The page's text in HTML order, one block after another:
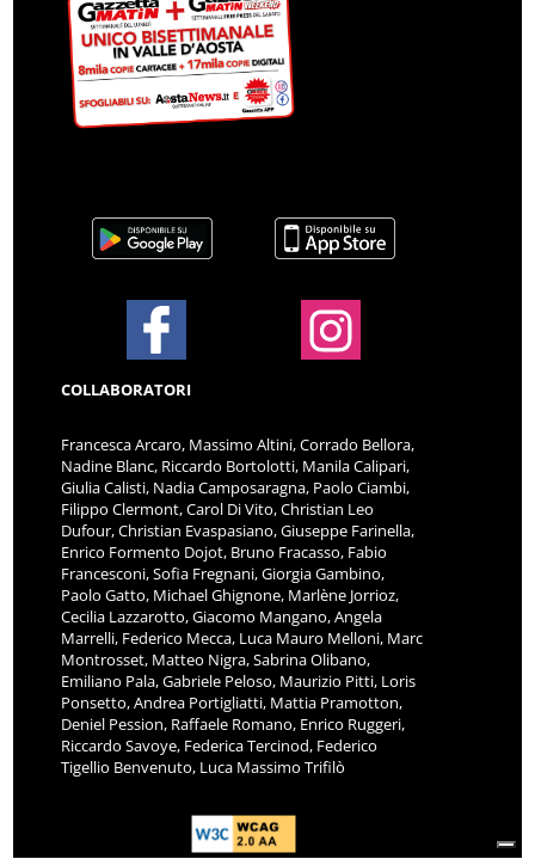
COLLABORATORI
Francesca Arcaro, Massimo Altini, Corrado Bellora,
Nadine Blanc, Riccardo Bortolotti, Manila Calipari,
Giulia Calisti, Nadia Camposaragna, Paolo Ciambi,
Filippo Clermont, Carol Di Vito, Christian Leo
Dufour, Christian Evaspasiano, Giuseppe Farinella,
Enrico Formento Dojot, Bruno Fracasso, Fabio
Francesconi, Sofia Fregnani, Giorgia Gambino,
Paolo Gatto, Michael Ghignone, Marlène Jorrioz,
Cecilia Lazzarotto, Giacomo Mangano, Angela
Marrelli, Federico Mecca, Luca Mauro Melloni, Marc
Montrosset, Matteo Nigra, Sabrina Olibano,
Emiliano Pala, Gabriele Peloso, Maurizio Pitti, Loris
Ponsetto, Andrea Portigliatti, Mattia Pramotton,
Deniel Pession, Raffaele Romano, Enrico Ruggeri,
Riccardo Savoye, Federica Tercinod, Federico
Tigellio Benvenuto, Luca Massimo Trifilò